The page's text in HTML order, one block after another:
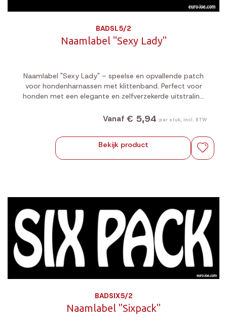
BADSL5/2
Naamlabel "Sexy Lady"
Naamlabel "Sexy Lady" – speelse en opvallende patch
voor hondenharnassen met klittenband. Perfect voor
honden met een elegante en zelfverzekerde uitstraling
Vanaf € 5,94 per stuk, incl. BTW
Bekijk product
BADSIX5/2
Naamlabel "Sixpack"